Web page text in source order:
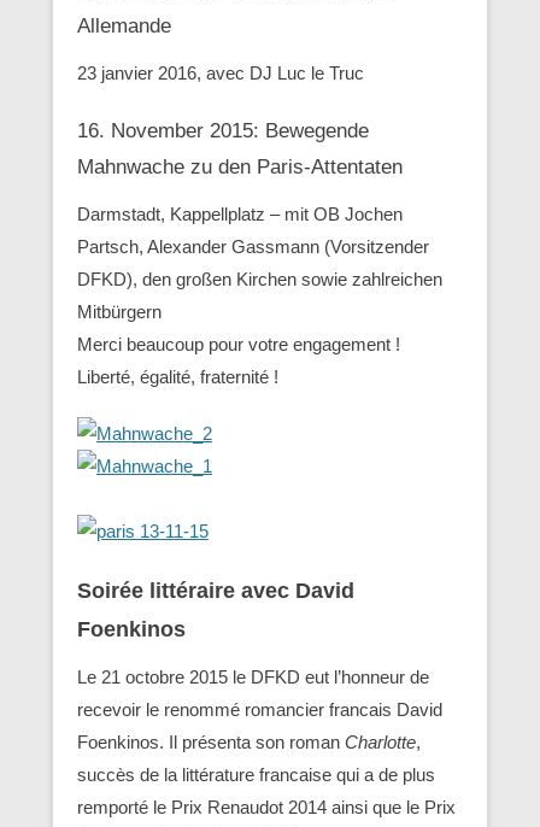
Allemande
23 janvier 2016, avec DJ Luc le Truc
16. November 2015: Bewegende
Mahnwache zu den ‪Paris-Attentaten
Darmstadt, Kappellplatz – mit OB Jochen
Partsch, Alexander Gassmann (Vorsitzender
‪‎DFKD), den großen Kirchen sowie zahlreichen
Mitbürgern
Merci beaucoup pour votre engagement !
Liberté, égalité, fraternité !
Soirée littéraire avec David
Foenkinos
Le 21 octobre 2015 le DFKD eut l’honneur de
recevoir le renommé romancier francais David
Foenkinos. Il présenta son roman Charlotte,
succès de la littérature francaise qui a de plus
remporté le Prix Renaudot 2014 ainsi que le Prix